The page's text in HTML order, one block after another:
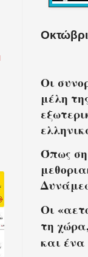
Οι
μέλη
Όπως
Οι
τη
και ένα